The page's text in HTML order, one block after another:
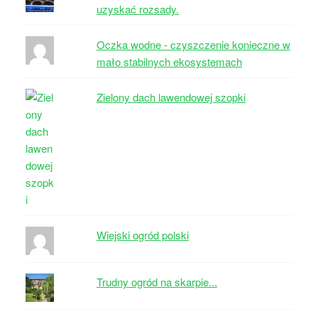
uzyskać rozsady.
Oczka wodne - czyszczenie konieczne w
mało stabilnych ekosystemach
Zielony dach lawendowej szopki
Wiejski ogród polski
Trudny ogród na skarpie...